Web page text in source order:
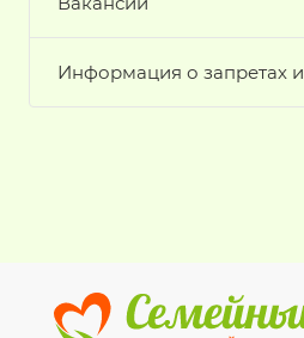
Информация о запретах